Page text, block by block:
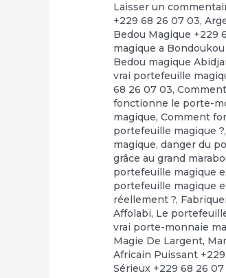
Laisser un
+229 68 26 07 03,
Bedou Magique +229
magique a
Bedou magique
vrai portefeuille
68 26 07 03,
fonctionne le porte-
magique,Comment
portefeuille magique ?
magique,danger du
grâce au grand
portefeuille magique
portefeuille magique
réellement ?,
Affolabi, Le
vrai porte-monnaie
Magie De Largent,
Africain Puissant
Sérieux +229 68 26